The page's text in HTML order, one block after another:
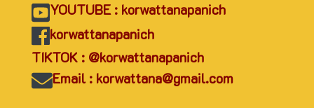
YOUTUBE : korwattanapanich
korwattanapanich
TIKTOK : @korwattanapanich
Email : korwattana@gmail.com